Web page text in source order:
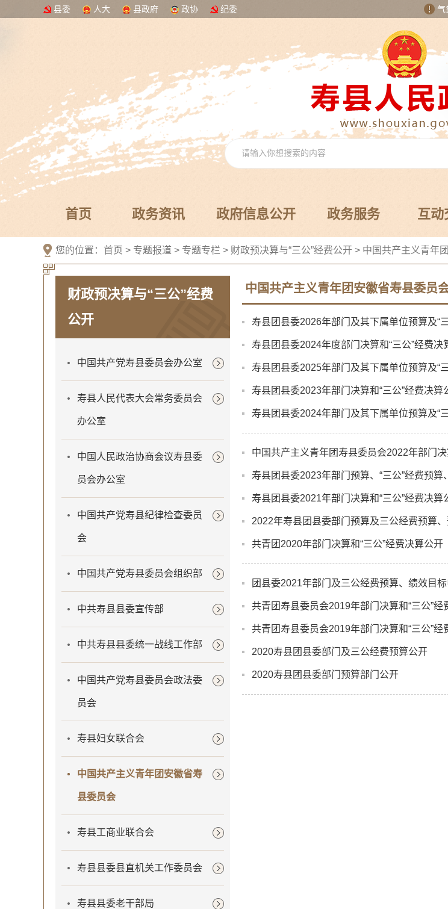
县委 人大 县政府 政协 纪委 气
首页 政务资讯 政府信息公开 政务服务 互动
您的位置： 首页 > 专题报道 > 专题专栏 > 财政预决算与“三公”经费公开 > 中国共产主义青年
财政预决算与“三公”经费
公开
中国共产党寿县委员会办公室
寿县人民代表大会常务委员会
办公室
中国人民政治协商会议寿县委
员会办公室
中国共产党寿县纪律检查委员
会
中国共产党寿县委员会组织部
中共寿县县委宣传部
中共寿县县委统一战线工作部
中国共产党寿县委员会政法委
员会
寿县妇女联合会
中国共产主义青年团安徽省寿
县委员会
寿县工商业联合会
寿县县委县直机关工作委员会
寿县县委老干部局
中国共产主义青年团安徽省寿县委员
寿县团县委2026年部门及其下属单位预算及“
寿县团县委2024年度部门决算和“三公”经费决
寿县团县委2025年部门及其下属单位预算及“
寿县团县委2023年部门决算和“三公”经费决算
寿县团县委2024年部门及其下属单位预算及“
中国共产主义青年团寿县委员会2022年部门决
寿县团县委2023年部门预算、“三公”经费预算
寿县团县委2021年部门决算和“三公”经费决算
2022年寿县团县委部门预算及三公经费预算
共青团2020年部门决算和“三公”经费决算公开
团县委2021年部门及三公经费预算、绩效目
共青团寿县委员会2019年部门决算和“三公”经
共青团寿县委员会2019年部门决算和“三公”经
2020寿县团县委部门及三公经费预算公开
2020寿县团县委部门预算部门公开